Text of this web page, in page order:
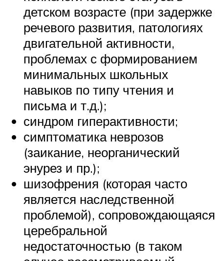
детском возрасте (при задержке
речевого развития, патологиях
двигательной активности,
проблемах с формированием
минимальных школьных
навыков по типу чтения и
письма и т.д.);
синдром гиперактивности;
симптоматика неврозов
(заикание, неорганический
энурез и пр.);
шизофрения (которая часто
является наследственной
проблемой), сопровождающаяся
церебральной
недостаточностью (в таком